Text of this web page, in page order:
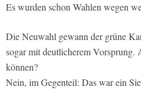
Es wurden schon Wahlen wegen
Die Neuwahl gewann der grüne
sogar mit deutlicherem Vorsprung.
können?
Nein, im Gegenteil: Das war ein